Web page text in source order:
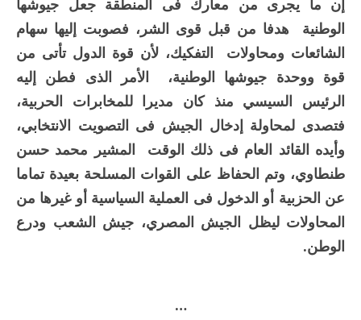
الوطنية هدفا من قبل قوى الشر، فصوبت إليها سهام
الشائعات ومحاولات التفكيك، لأن قوة الدول تأتى من
قوة ووحدة جيوشها الوطنية، الأمر الذى فطن إليه
الرئيس السيسي منذ كان مديرا للمخابرات الحربية،
فتصدى لمحاولة إدخال الجيش فى التصويت الانتخابي،
وأيده القائد العام فى ذلك الوقت المشير محمد حسن
طنطاوي، وتم الحفاظ على القوات المسلحة بعيدة تماما
عن الحزبية أو الدخول فى العملية السياسية أو غيرها من
المحاولات ليظل الجيش المصري، جيش الشعب ودرع
الوطن.
…